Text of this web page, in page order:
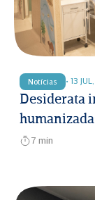
Notícias • 13
Desiderata
7 min